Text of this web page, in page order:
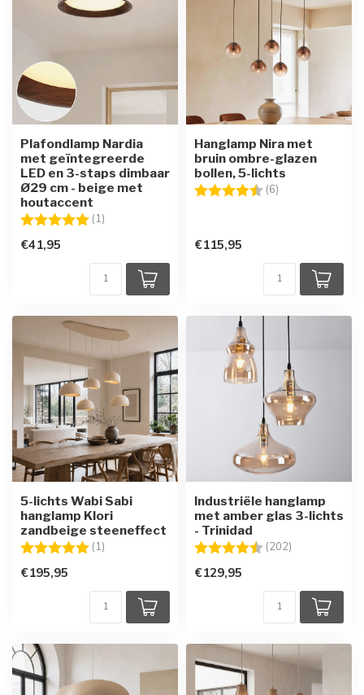
Plafondlamp Nardia
met geïntegreerde
LED en 3-staps dimbaar
Ø29 cm - beige met
houtaccent
Beoordeling: (1)
€41,95
Hanglamp Nira met
bruin ombre-glazen
bollen, 5-lichts
Beoordeling: (6)
€115,95
5-lichts Wabi Sabi
hanglamp Klori
zandbeige steeneffect
Beoordeling: (1)
€195,95
Industriële hanglamp
met amber glas 3-lichts
- Trinidad
Beoordeling: (202)
€129,95